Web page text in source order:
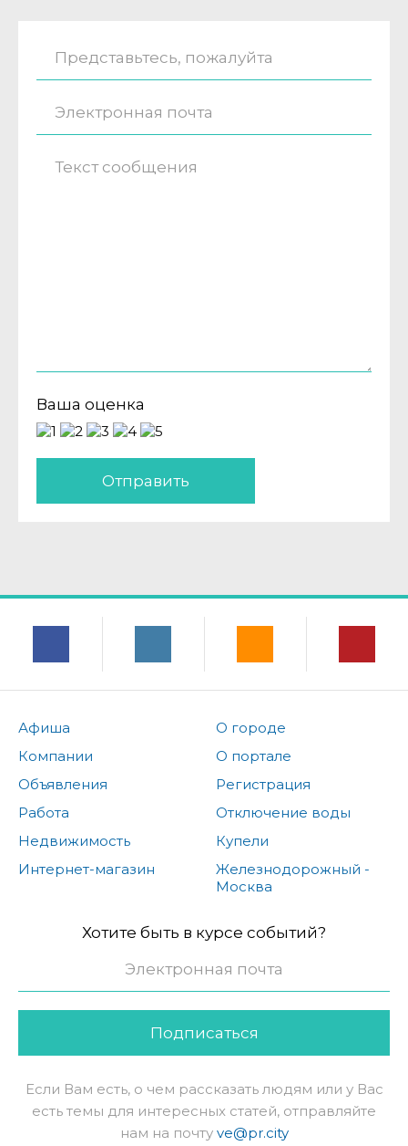
Ваша оценка
Отправить
Афиша
Компании
Объявления
Работа
Недвижимость
Интернет-магазин
О городе
О портале
Регистрация
Отключение воды
Купели
Железнодорожный -
Москва
Хотите быть в курсе событий?
Подписаться
Если Вам есть, о чем рассказать людям или у Вас
есть темы для интересных статей, отправляйте
нам на почту ve@pr.city